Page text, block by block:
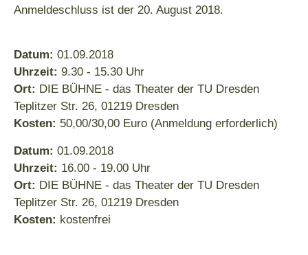
Anmeldeschluss ist der 20. August 2018.
Datum: 01.09.2018
Uhrzeit: 9.30 - 15.30 Uhr
Ort: DIE BÜHNE - das Theater der TU Dresden
Teplitzer Str. 26, 01219 Dresden
Kosten: 50,00/30,00 Euro (Anmeldung erforderlich)
Datum: 01.09.2018
Uhrzeit: 16.00 - 19.00 Uhr
Ort: DIE BÜHNE - das Theater der TU Dresden
Teplitzer Str. 26, 01219 Dresden
Kosten: kostenfrei